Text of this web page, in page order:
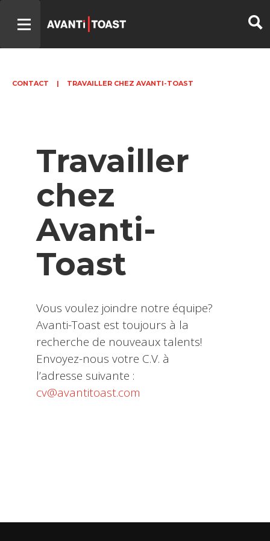
CONTACT | TRAVAILLER CHEZ AVANTI-TOAST
Travailler
chez
Avanti-
Toast
Vous voulez joindre notre équipe?
Avanti-Toast est toujours à la
recherche de nouveaux talents!
Envoyez-nous votre C.V. à
l’adresse suivante :
cv@avantitoast.com